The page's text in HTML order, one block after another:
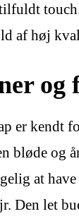
af høj
og
er kendt
bløde og
at
Den let